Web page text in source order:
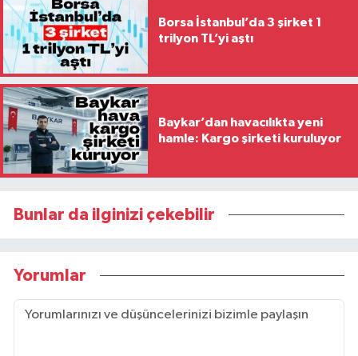
Borsa İstanbul’da 3 şirket 1
trilyon TL’yi aştı
Baykar’dan havacılıkta yeni
hamle: Kargo şirketi kuruluyor
Bunlar da ilginizi çekebilir
Yorumlar